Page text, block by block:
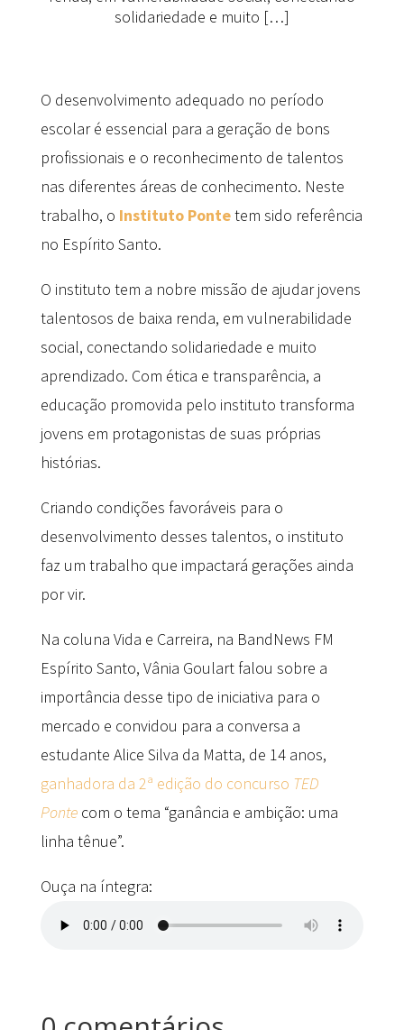
solidariedade e muito […]
O desenvolvimento adequado no período
escolar é essencial para a geração de bons
profissionais e o reconhecimento de talentos
nas diferentes áreas de conhecimento. Neste
trabalho, o Instituto Pontetem sido referência
no Espírito Santo.
O instituto tem a nobre missão de ajudar jovens
talentosos de baixa renda, em vulnerabilidade
social, conectando solidariedade e muito
aprendizado. Com ética e transparência, a
educação promovida pelo instituto transforma
jovens em protagonistas de suas próprias
histórias.
Criando condições favoráveis para o
desenvolvimento desses talentos, o instituto
faz um trabalho que impactará gerações ainda
por vir.
Na coluna Vida e Carreira, na BandNews FM
Espírito Santo, Vânia Goulart falou sobre a
importância desse tipo de iniciativa para o
mercado e convidou para a conversa a
estudante Alice Silva da Matta, de 14 anos,
ganhadora da 2ª edição do concurso TED
Pontecom o tema “ganância e ambição: uma
linha tênue”.
Ouça na íntegra: